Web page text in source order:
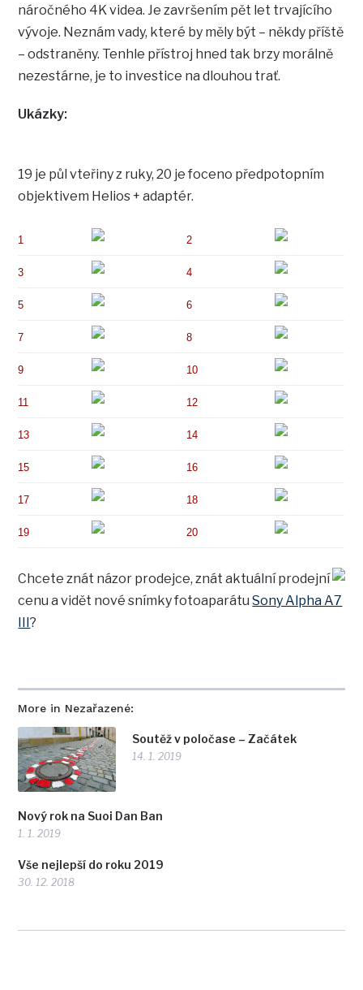
More in Nezařazené:
Soutěž v poločase – Začátek
14. 1. 2019
Nový rok na Suoi Dan Ban
1. 1. 2019
Vše nejlepší do roku 2019
30. 12. 2018
náročného 4K videa. Je završením pět let trvajícího
vývoje. Neznám vady, které by měly být – někdy příště
– odstraněny. Tenhle přístroj hned tak brzy morálně
nezestárne, je to investice na dlouhou trať.
Ukázky:
19 je půl vteřiny z ruky, 20 je foceno předpotopním
objektivem Helios + adaptér.
1 2
3 4
5 6
7 8
9 10
11 12
13 14
15 16
17 18
19 20
Chcete znát názor prodejce, znát aktuální prodejní
cenu a vidět nové snímky fotoaparátuSony Alpha A7
III?